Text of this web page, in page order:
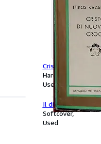
Cristo di nuovo in
Hardcover
Used
Il diavolo
Softcover
Used